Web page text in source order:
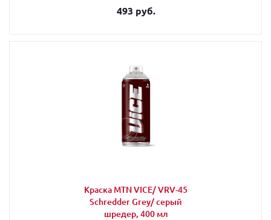
493 руб.
Краска MTN VICE/ VRV-45
Schredder Grey/ серый
шредер, 400 мл